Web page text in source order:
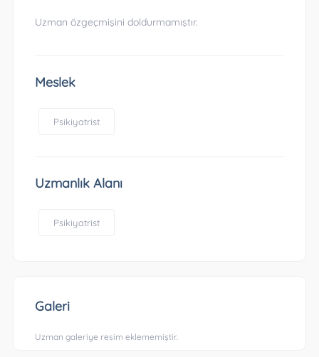
Uzman özgeçmişini doldurmamıştır.
Meslek
Psikiyatrist
Uzmanlık Alanı
Psikiyatrist
Galeri
Uzman galeriye resim eklememiştir.